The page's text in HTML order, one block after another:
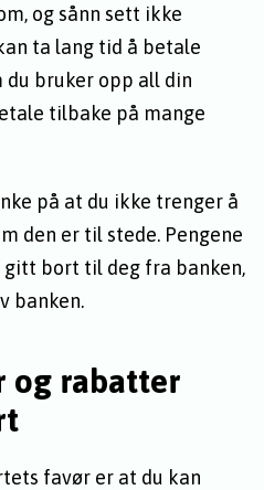
og sånn sett ikke
ta lang tid å betale
bruker opp all din
tilbake på mange
på at du ikke trenger å
den er til stede. Pengene
bort til deg fra banken,
banken.
og rabatter
favør er at du kan